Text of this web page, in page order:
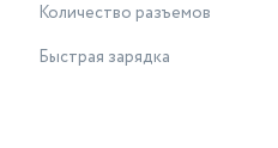
Количество разъемов
Быстрая зарядка